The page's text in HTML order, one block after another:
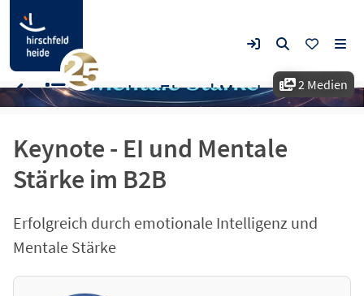
2 Medien
Keynote - EI und Mentale
Stärke im B2B
Erfolgreich durch emotionale Intelligenz und
Mentale Stärke
Keynote - EI und Mentale Stärke im B2B